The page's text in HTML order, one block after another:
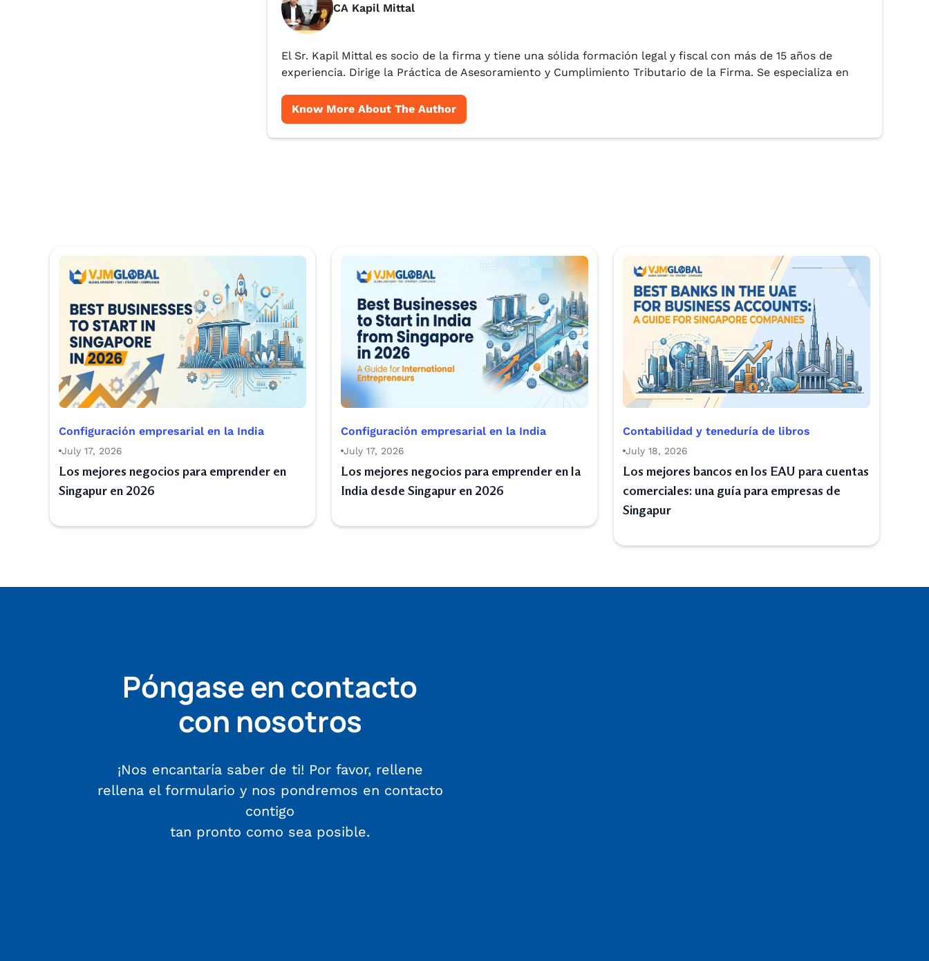
CA Kapil Mittal
El Sr. Kapil Mittal es socio de la firma y tiene una sólida formación legal y fiscal con más de 15 años de
experiencia. Dirige la Práctica de Asesoramiento y Cumplimiento Tributario de la Firma. Se especializa en
Know More About The Author
Configuración empresarial en la India
July 17, 2026
Los mejores negocios para emprender en
Singapur en 2026
Configuración empresarial en la India
July 17, 2026
Los mejores negocios para emprender en la
India desde Singapur en 2026
Contabilidad y teneduría de libros
July 18, 2026
Los mejores bancos en los EAU para cuentas
comerciales: una guía para empresas de
Singapur
Póngase en contacto
con nosotros
¡Nos encantaría saber de ti! Por favor, rellene
rellena el formulario y nos pondremos en contacto
contigo
tan pronto como sea posible.